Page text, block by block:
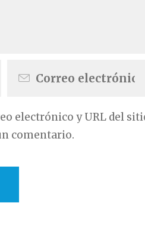
electrónico y URL del
comentario.